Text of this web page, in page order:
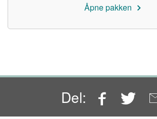
Åpne pakken
Del: